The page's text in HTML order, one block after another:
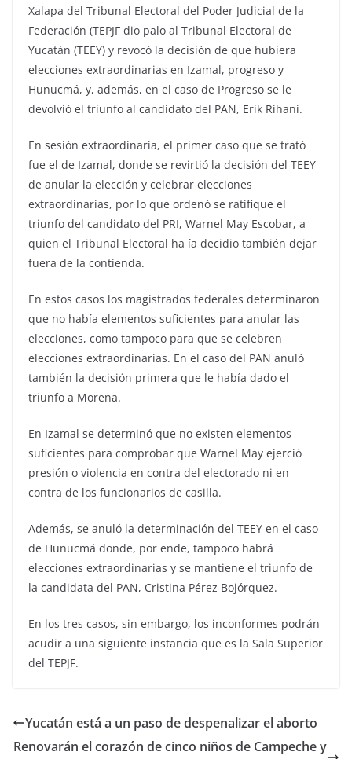
Xalapa del Tribunal Electoral del Poder Judicial de la
Federación (TEPJF dio palo al Tribunal Electoral de
Yucatán (TEEY) y revocó la decisión de que hubiera
elecciones extraordinarias en Izamal, progreso y
Hunucmá, y, además, en el caso de Progreso se le
devolvió el triunfo al candidato del PAN, Erik Rihani.
En sesión extraordinaria, el primer caso que se trató
fue el de Izamal, donde se revirtió la decisión del TEEY
de anular la elección y celebrar elecciones
extraordinarias, por lo que ordenó se ratifique el
triunfo del candidato del PRI, Warnel May Escobar, a
quien el Tribunal Electoral ha ía decidio también dejar
fuera de la contienda.
En estos casos los magistrados federales determinaron
que no había elementos suficientes para anular las
elecciones, como tampoco para que se celebren
elecciones extraordinarias. En el caso del PAN anuló
también la decisión primera que le había dado el
triunfo a Morena.
En Izamal se determinó que no existen elementos
suficientes para comprobar que Warnel May ejerció
presión o violencia en contra del electorado ni en
contra de los funcionarios de casilla.
Además, se anuló la determinación del TEEY en el caso
de Hunucmá donde, por ende, tampoco habrá
elecciones extraordinarias y se mantiene el triunfo de
la candidata del PAN, Cristina Pérez Bojórquez.
En los tres casos, sin embargo, los inconformes podrán
acudir a una siguiente instancia que es la Sala Superior
del TEPJF.
Yucatán está a un paso de despenalizar el aborto
Renovarán el corazón de cinco niños de Campeche y